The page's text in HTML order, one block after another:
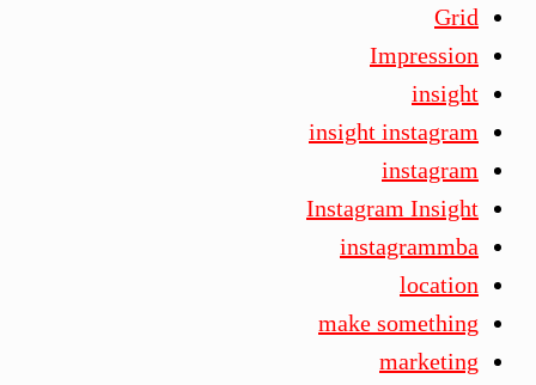
Grid
Impression
insight
insight instagram
instagram
Instagram Insight
instagrammba
location
make something
marketing